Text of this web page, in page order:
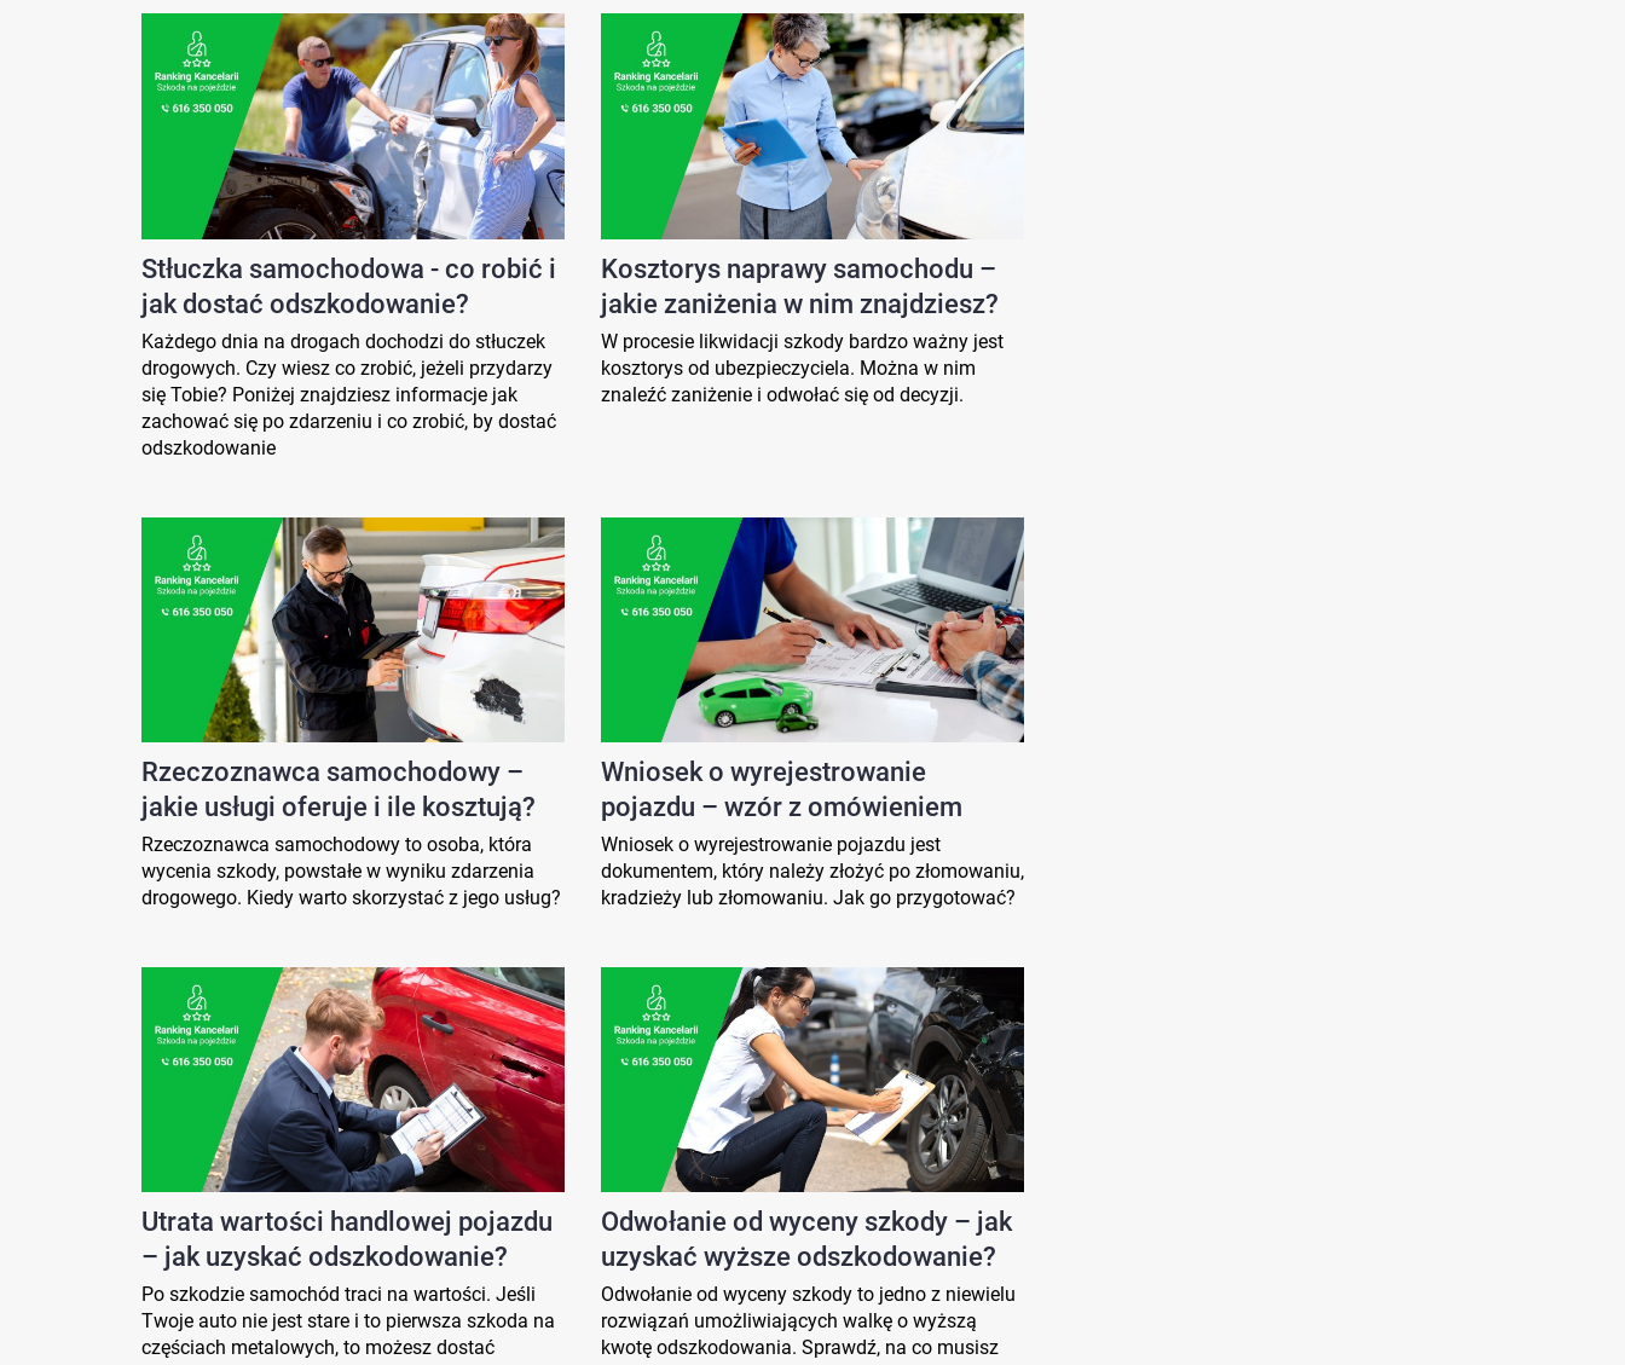
Stłuczka samochodowa - co robić i
jak dostać odszkodowanie?
Każdego dnia na drogach dochodzi do stłuczek
drogowych. Czy wiesz co zrobić, jeżeli przydarzy
się Tobie? Poniżej znajdziesz informacje jak
zachować się po zdarzeniu i co zrobić, by dostać
odszkodowanie
Kosztorys naprawy samochodu –
jakie zaniżenia w nim znajdziesz?
W procesie likwidacji szkody bardzo ważny jest
kosztorys od ubezpieczyciela. Można w nim
znaleźć zaniżenie i odwołać się od decyzji.
Rzeczoznawca samochodowy –
jakie usługi oferuje i ile kosztują?
Rzeczoznawca samochodowy to osoba, która
wycenia szkody, powstałe w wyniku zdarzenia
drogowego. Kiedy warto skorzystać z jego usług?
Wniosek o wyrejestrowanie
pojazdu – wzór z omówieniem
Wniosek o wyrejestrowanie pojazdu jest
dokumentem, który należy złożyć po złomowaniu,
kradzieży lub złomowaniu. Jak go przygotować?
Utrata wartości handlowej pojazdu
– jak uzyskać odszkodowanie?
Po szkodzie samochód traci na wartości. Jeśli
Twoje auto nie jest stare i to pierwsza szkoda na
częściach metalowych, to możesz dostać
Odwołanie od wyceny szkody – jak
uzyskać wyższe odszkodowanie?
Odwołanie od wyceny szkody to jedno z niewielu
rozwiązań umożliwiających walkę o wyższą
kwotę odszkodowania. Sprawdź, na co musisz